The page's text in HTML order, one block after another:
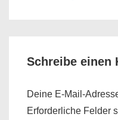
Schreibe einen
Deine E-Mail-
Erforderliche Felder